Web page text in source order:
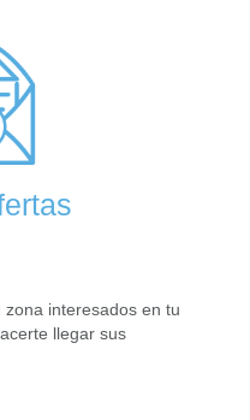
interesados en tu
llegar sus